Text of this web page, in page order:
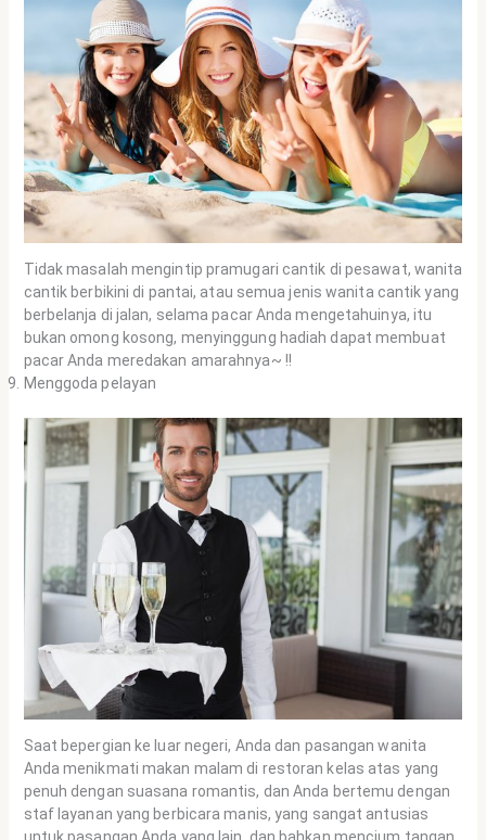
Tidak masalah mengintip pramugari cantik di pesawat, wanita
cantik berbikini di pantai, atau semua jenis wanita cantik yang
berbelanja di jalan, selama pacar Anda mengetahuinya, itu
bukan omong kosong, menyinggung hadiah dapat membuat
pacar Anda meredakan amarahnya~ !!
Menggoda pelayan
Saat bepergian ke luar negeri, Anda dan pasangan wanita
Anda menikmati makan malam di restoran kelas atas yang
penuh dengan suasana romantis, dan Anda bertemu dengan
staf layanan yang berbicara manis, yang sangat antusias